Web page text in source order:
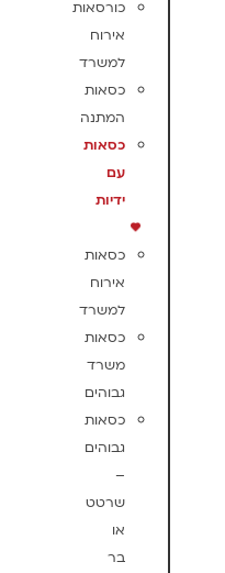
כורסאות
אירוח
למשרד
כסאות
המתנה
כסאות
עם
ידיות
כסאות
אירוח
למשרד
כסאות
משרד
גבוהים
כסאות
גבוהים
–
שרטט
או
בר